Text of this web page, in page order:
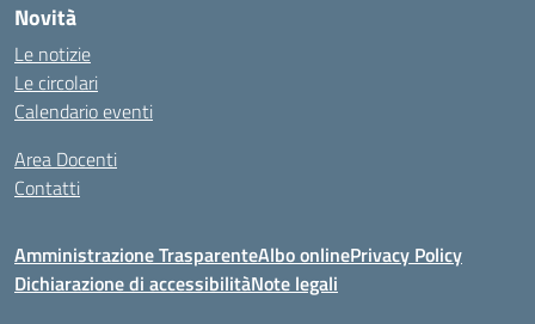
Novità
Le notizie
Le circolari
Calendario eventi
Area Docenti
Contatti
Amministrazione TrasparenteAlbo onlinePrivacy Policy
Dichiarazione di accessibilitàNote legali